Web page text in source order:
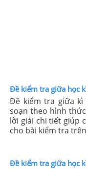
Đề kiểm tra giữa học
Đề kiểm tra giữa
soạn theo hình
lời giải chi tiết giúp
cho bài kiểm tra
Đề kiểm tra giữa học